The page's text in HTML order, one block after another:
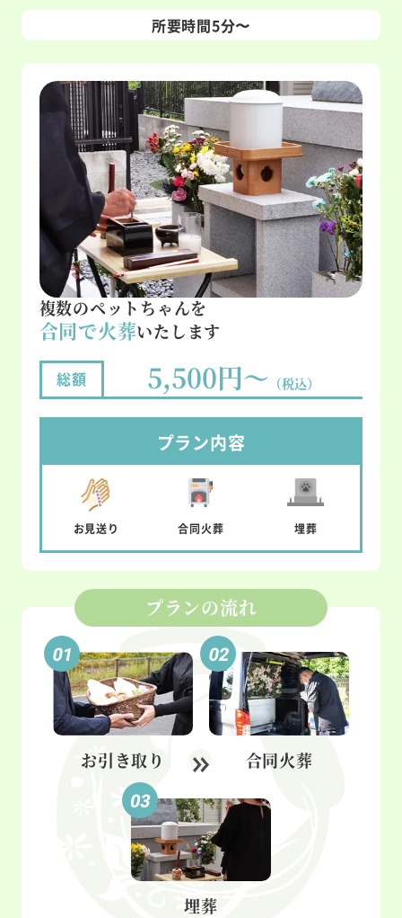
所要時間5分〜
複数のペットちゃんを
合同で火葬いたします
総額 5,500円～ （税込）
プラン内容
お見送り 合同火葬 埋葬
プランの流れ
お引き取り 合同火葬
埋葬